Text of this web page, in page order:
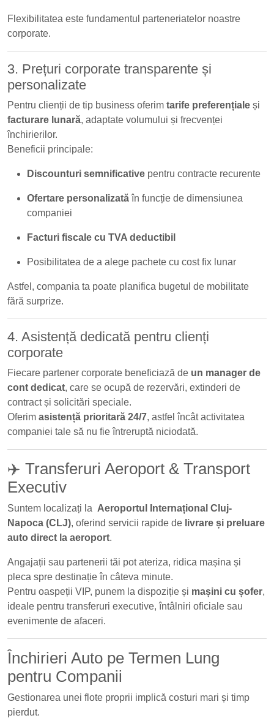
Flexibilitatea este fundamentul parteneriatelor noastre
corporate.
3. Prețuri corporate transparente și
personalizate
Pentru clienții de tip business oferim tarife preferențiale și
facturare lunară, adaptate volumului și frecvenței
închirierilor.
Beneficii principale:
Discounturi semnificative pentru contracte recurente
Ofertare personalizatăîn funcție de dimensiunea
companiei
Facturi fiscale cu TVA deductibil
Posibilitatea de a alege pachete cu cost fix lunar
Astfel, compania ta poate planifica bugetul de mobilitate
fără surprize.
4. Asistență dedicată pentru clienți
corporate
Fiecare partener corporate beneficiază de un manager de
cont dedicat, care se ocupă de rezervări, extinderi de
contract și solicitări speciale.
Oferim asistență prioritară 24/7, astfel încât activitatea
companiei tale să nu fie întreruptă niciodată.
✈️ Transferuri Aeroport & Transport
Executiv
Suntem localizați la Aeroportul Internațional Cluj-
Napoca (CLJ), oferind servicii rapide de livrare și preluare
auto direct la aeroport.
Angajații sau partenerii tăi pot ateriza, ridica mașina și
pleca spre destinație în câteva minute.
Pentru oaspeții VIP, punem la dispoziție și mașini cu șofer,
ideale pentru transferuri executive, întâlniri oficiale sau
evenimente de afaceri.
Închirieri Auto pe Termen Lung
pentru Companii
Gestionarea unei flote proprii implică costuri mari și timp
pierdut.